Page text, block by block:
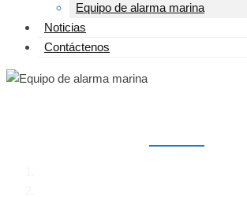
Equipo de alarma marina
Noticias
Contáctenos